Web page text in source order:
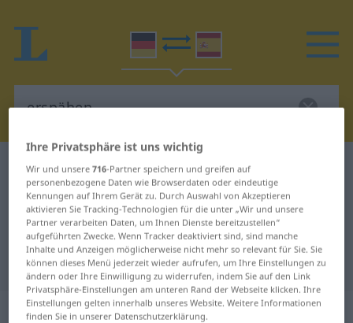
Deutsch-Spanisch Wörterbuch erspähen
Deutsch-Spanisch Übersetzung für
"erspähen"
"erspähen" Spanisch Übersetzung
„erspähen“: transitives Verb
Ihre Privatsphäre ist uns wichtig
Wir und unsere716-Partner speichern und greifen auf
personenbezogene Daten wie Browserdaten oder eindeutige
Kennungen auf Ihrem Gerät zu. Durch Auswahl von Akzeptieren
aktivieren Sie Tracking-Technologien für die unter „Wir und unsere
Partner verarbeiten Daten, um Ihnen Dienste bereitzustellen“
aufgeführten Zwecke. Wenn Tracker deaktiviert sind, sind manche
Inhalte und Anzeigen möglicherweise nicht mehr so relevant für Sie. Sie
können dieses Menü jederzeit wieder aufrufen, um Ihre Einstellungen zu
ändern oder Ihre Einwilligung zu widerrufen, indem Sie auf den Link
Privatsphäre-Einstellungen am unteren Rand der Webseite klicken. Ihre
Einstellungen gelten innerhalb unseres Website. Weitere Informationen
finden Sie in unserer Datenschutzerklärung.